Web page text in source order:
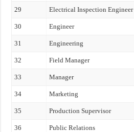
29 Electrical Inspection Engineer
30 Engineer
31 Engineering
32 Field Manager
33 Manager
34 Marketing
35 Production Supervisor
36 Public Relations